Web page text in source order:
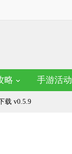
略 手游活动
载 v0.5.9